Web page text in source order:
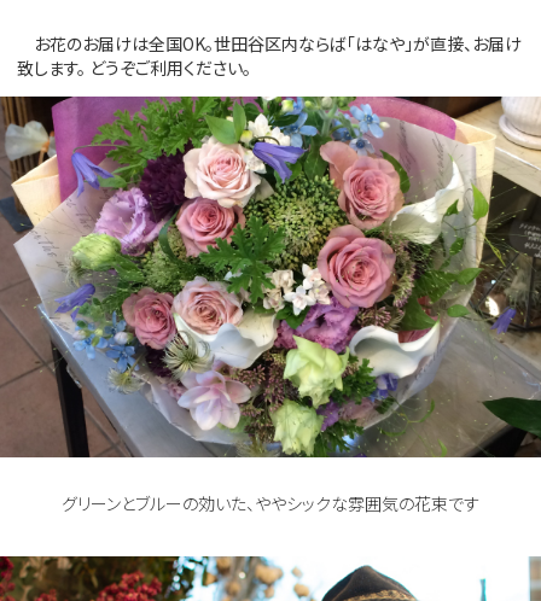
お花のお届けは全国OK。世田谷区内ならば「はなや」が直接、お届け
致します。 どうぞご利用ください。
グリーンとブルーの効いた、ややシックな雰囲気の花束です